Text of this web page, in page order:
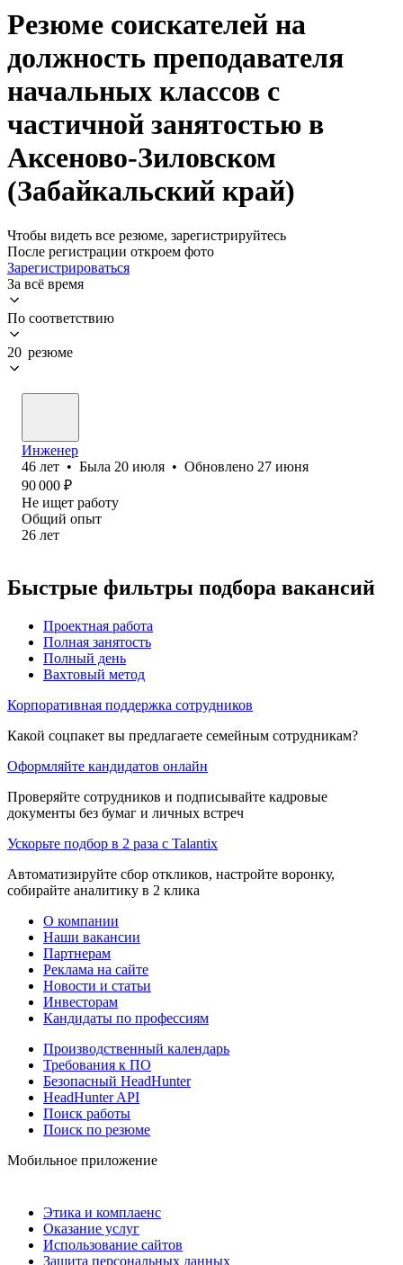
Резюме соискателей на
должность преподавателя
начальных классов с
частичной занятостью в
Аксеново-Зиловском
(Забайкальский край)
Чтобы видеть все резюме, зарегистрируйтесь
После регистрации откроем фото
Зарегистрироваться
За всё время
По соответствию
20 резюме
Инженер
46 лет • Была 20 июля • Обновлено 27 июня
90 000 ₽
Не ищет работу
Общий опыт
26 лет
Быстрые фильтры подбора вакансий
Проектная работа
Полная занятость
Полный день
Вахтовый метод
Корпоративная поддержка сотрудников
Какой соцпакет вы предлагаете семейным сотрудникам?
Оформляйте кандидатов онлайн
Проверяйте сотрудников и подписывайте кадровые
документы без бумаг и личных встреч
Ускорьте подбор в 2 раза с Talantix
Автоматизируйте сбор откликов, настройте воронку,
собирайте аналитику в 2 клика
О компании
Наши вакансии
Партнерам
Реклама на сайте
Новости и статьи
Инвесторам
Кандидаты по профессиям
Производственный календарь
Требования к ПО
Безопасный HeadHunter
HeadHunter API
Поиск работы
Поиск по резюме
Мобильное приложение
Этика и комплаенс
Оказание услуг
Использование сайтов
Защита персональных данных